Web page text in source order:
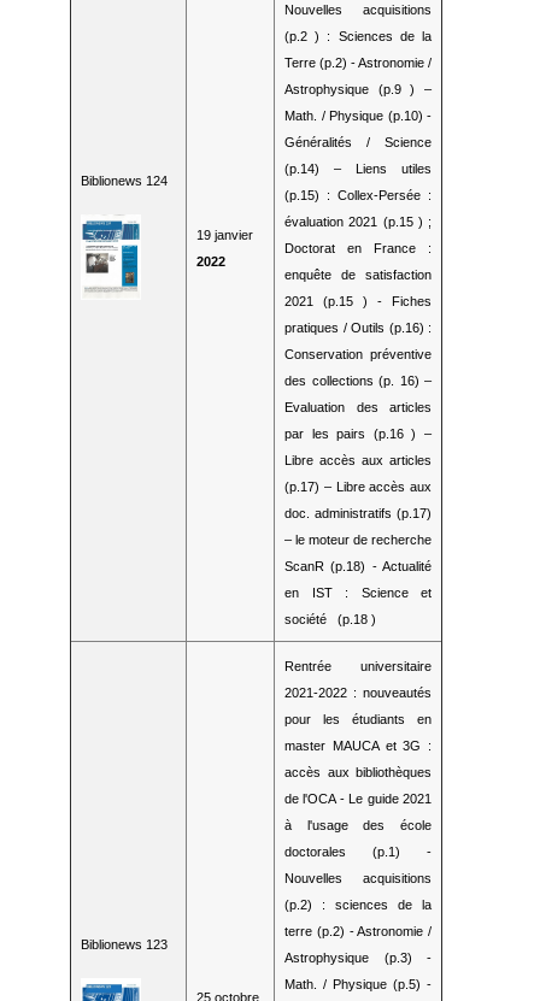
Biblionews 124
19 janvier
2022
Nouvelles acquisitions
(p.2 ) : Sciences de la
Terre (p.2) - Astronomie /
Astrophysique (p.9 ) –
Math. / Physique (p.10) -
Généralités / Science
(p.14) – Liens utiles
(p.15) : Collex-Persée :
évaluation 2021 (p.15 ) ;
Doctorat en France :
enquête de satisfaction
2021 (p.15 ) - Fiches
pratiques / Outils (p.16) :
Conservation préventive
des collections (p. 16) –
Evaluation des articles
par les pairs (p.16 ) –
Libre accès aux articles
(p.17) – Libre accès aux
doc. administratifs (p.17)
– le moteur de recherche
ScanR (p.18) - Actualité
en IST : Science et
société (p.18 )
Biblionews 123
25 octobre
Rentrée universitaire
2021-2022 : nouveautés
pour les étudiants en
master MAUCA et 3G :
accès aux bibliothèques
de l'OCA - Le guide 2021
à l'usage des école
doctorales (p.1) -
Nouvelles acquisitions
(p.2) : sciences de la
terre (p.2) - Astronomie /
Astrophysique (p.3) -
Math. / Physique (p.5) -